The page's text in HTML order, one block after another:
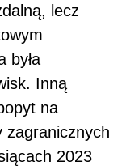
lecz
była
Inną
na
zagranicznych
2023